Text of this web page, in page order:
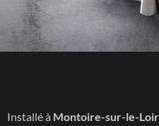
Installé à Montoire-sur-le-Loir